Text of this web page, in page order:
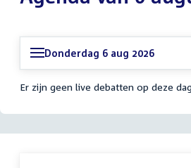
Donderdag 6 aug 2026
Er zijn geen live debatten op deze